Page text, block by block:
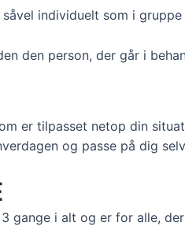
individuelt som i
den person, der går i
er tilpasset netop din
og passe på dig
gange i alt og er for alle,